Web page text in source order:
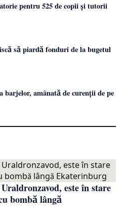
pentru 525 de copii și tutorii
să piardă fonduri de la bugetul
barjelor, amânată de curenții de pe
este în stare
bombă lângă